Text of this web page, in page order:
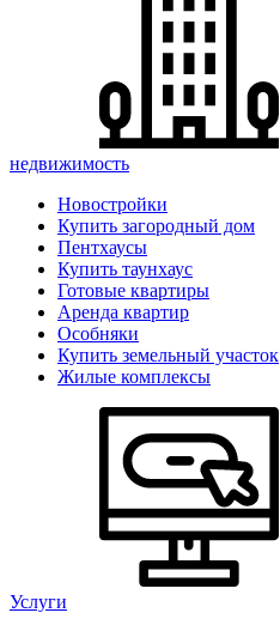
недвижимость
Новостройки
Купить загородный дом
Пентхаусы
Купить таунхаус
Готовые квартиры
Аренда квартир
Особняки
Купить земельный участок
Жилые комплексы
Услуги